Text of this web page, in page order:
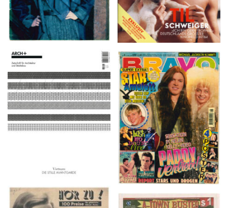
ARCH+ Nr. 226, Herbst
2016
BRAVO – Nr. 8, 13. Febr.
1997